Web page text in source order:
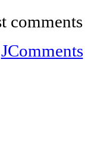
comments
JComments